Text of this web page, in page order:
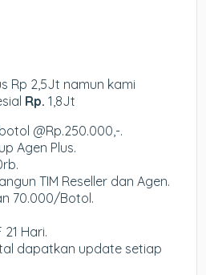
Rp 2,5Jt namun kami
Rp. 1,8Jt
@Rp.250.000,-.
Agen Plus.
TIM Reseller dan Agen.
70.000/Botol.
Hari.
dapatkan update setiap